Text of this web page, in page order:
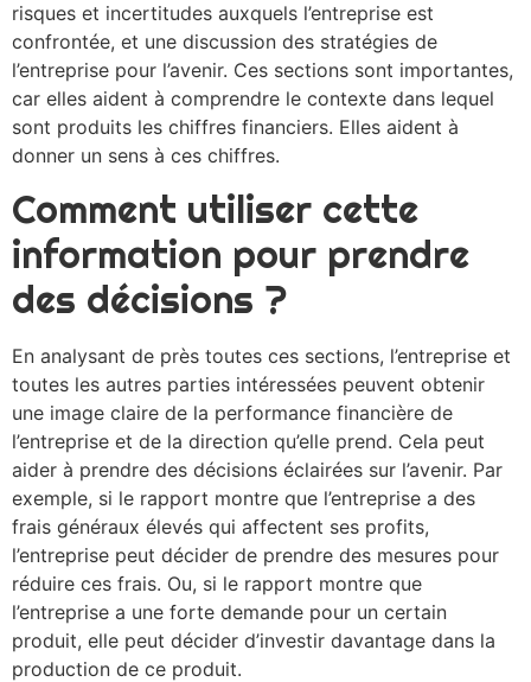
risques et incertitudes auxquels l’entreprise est
confrontée, et une discussion des stratégies de
l’entreprise pour l’avenir. Ces sections sont importantes,
car elles aident à comprendre le contexte dans lequel
sont produits les chiffres financiers. Elles aident à
donner un sens à ces chiffres.
Comment utiliser cette
information pour prendre
des décisions ?
En analysant de près toutes ces sections, l’entreprise et
toutes les autres parties intéressées peuvent obtenir
une image claire de la performance financière de
l’entreprise et de la direction qu’elle prend. Cela peut
aider à prendre des décisions éclairées sur l’avenir. Par
exemple, si le rapport montre que l’entreprise a des
frais généraux élevés qui affectent ses profits,
l’entreprise peut décider de prendre des mesures pour
réduire ces frais. Ou, si le rapport montre que
l’entreprise a une forte demande pour un certain
produit, elle peut décider d’investir davantage dans la
production de ce produit.